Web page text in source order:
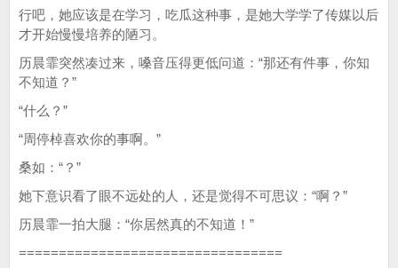
行吧，她应该是在学习，吃瓜这种事，是她大学学了传媒以后
才开始慢慢培养的陋习。
历晨霏突然凑过来，嗓音压得更低问道：“那还有件事，你知
不知道？”
“什么？”
“周停棹喜欢你的事啊。”
桑如：“？”
她下意识看了眼不远处的人，还是觉得不可思议：“啊？”
历晨霏一拍大腿：“你居然真的不知道！”
=================================